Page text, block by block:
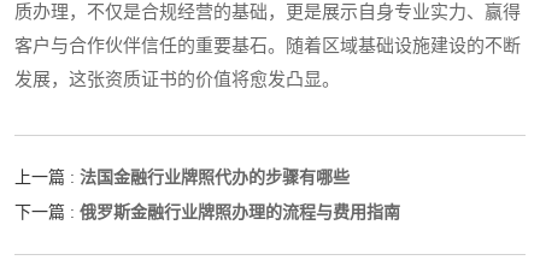
质办理，不仅是合规经营的基础，更是展示自身专业实力、赢得
客户与合作伙伴信任的重要基石。随着区域基础设施建设的不断
发展，这张资质证书的价值将愈发凸显。
上一篇 : 法国金融行业牌照代办的步骤有哪些
下一篇 : 俄罗斯金融行业牌照办理的流程与费用指南